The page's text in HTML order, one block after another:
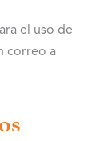
el uso de
correo a